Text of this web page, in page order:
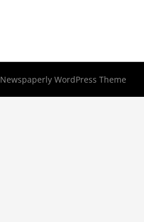
Newspaperly WordPress Theme